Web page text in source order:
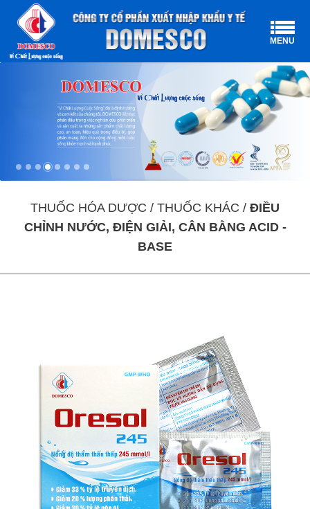
MENU
THUỐC HÓA DƯỢC / THUỐC KHÁC / ĐIỀU
CHỈNH NƯỚC, ĐIỆN GIẢI, CÂN BẰNG ACID -
BASE